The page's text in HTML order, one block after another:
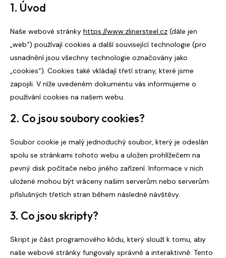
1. Úvod
Naše webové stránky https://www.zlinersteel.cz (dále jen
„web“) používají cookies a další související technologie (pro
usnadnění jsou všechny technologie označovány jako
„cookies“). Cookies také vkládají třetí strany, které jsme
zapojili. V níže uvedeném dokumentu vás informujeme o
používání cookies na našem webu.
2. Co jsou soubory cookies?
Soubor cookie je malý jednoduchý soubor, který je odeslán
spolu se stránkami tohoto webu a uložen prohlížečem na
pevný disk počítače nebo jiného zařízení. Informace v nich
uložené mohou být vráceny našim serverům nebo serverům
příslušných třetích stran během následné návštěvy.
3. Co jsou skripty?
Skript je část programového kódu, který slouží k tomu, aby
naše webové stránky fungovaly správně a interaktivně. Tento